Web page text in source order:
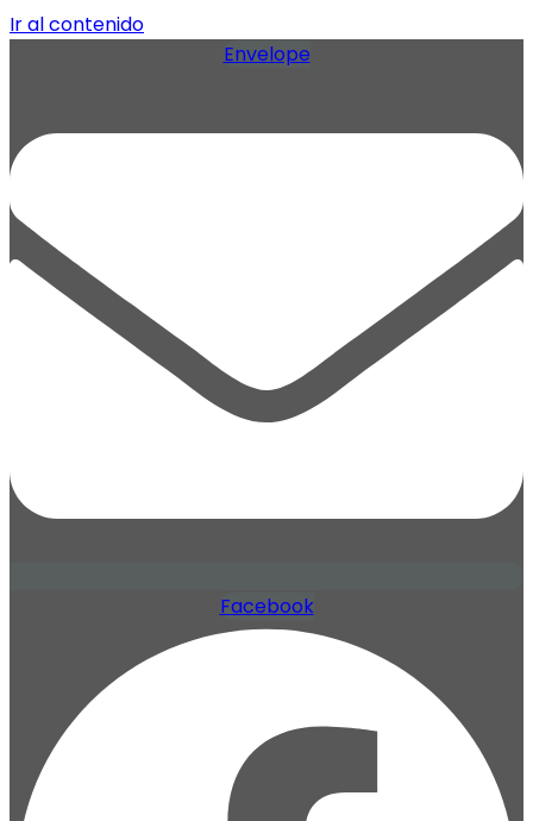
Ir al contenido
Envelope
Facebook